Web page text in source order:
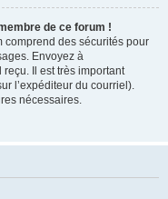
de ce forum !
comprend des sécurités pour
Envoyez à
reçu. Il est très important
l’expéditeur du courriel).
nécessaires.